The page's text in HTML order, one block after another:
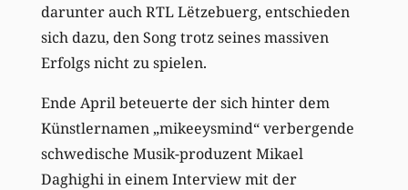
darunter auch RTL Lëtzebuerg, entschieden
sich dazu, den Song trotz seines massiven
Erfolgs nicht zu spielen.
Ende April beteuerte der sich hinter dem
Künstlernamen „mikeeysmind“ verbergende
schwedische Musik-produzent Mikael
Daghighi in einem Interview mit der